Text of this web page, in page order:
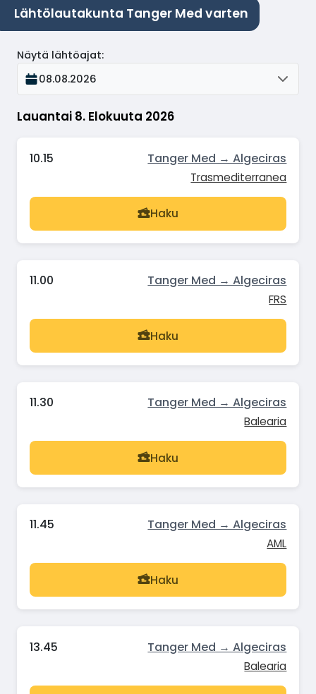
Lähtölautakunta Tanger Med varten
Lauantai 8. Elokuuta 2026
Näytä lähtöajat:
08.08.2026
10.15 Tanger Med → Algeciras
Trasmediterranea
Haku
11.00 Tanger Med → Algeciras
FRS
Haku
11.30 Tanger Med → Algeciras
Balearia
Haku
11.45 Tanger Med → Algeciras
AML
Haku
13.45 Tanger Med → Algeciras
Balearia